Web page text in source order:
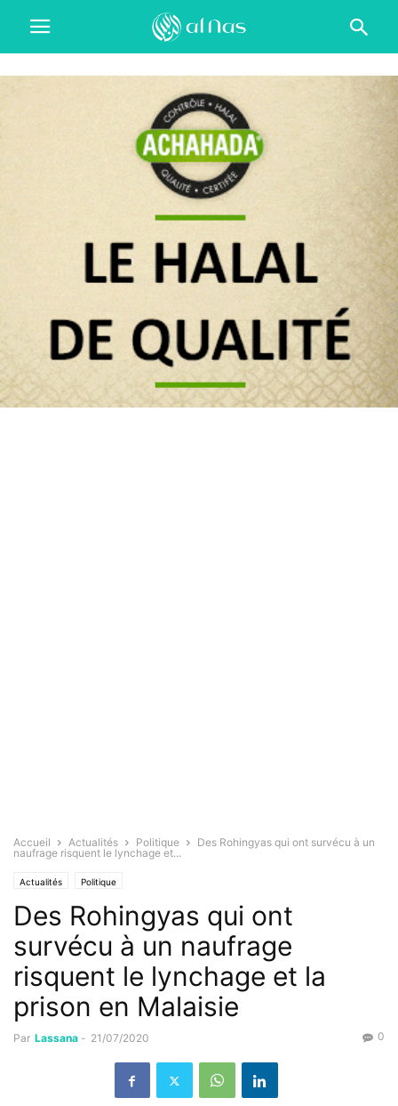
Accueil Actualités Politique
Des Rohingyas qui ont survécu à un
naufrage risquent le lynchage et...
Actualités Politique
Des Rohingyas qui ont
survécu à un naufrage
risquent le lynchage et la
prison en Malaisie
Par Lassana - 21/07/2020 0